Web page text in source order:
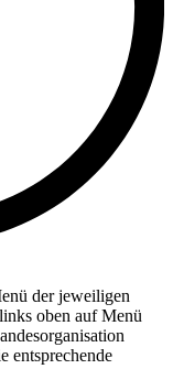
der jeweiligen
oben auf Menü
entsprechende